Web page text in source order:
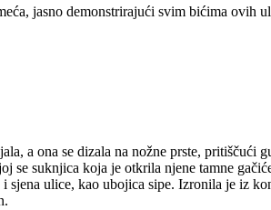
jasno demonstrirajući svim bićima ovih
a ona se dizala na nožne prste, pritiščući
se suknjica koja je otkrila njene tamne
ulice, kao ubojica sipe. Izronila je iz